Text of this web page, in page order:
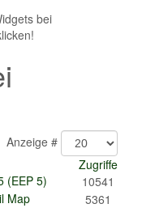
bei
Anzeige #
Zugriffe
(EEP 5)
10541
Map
5361